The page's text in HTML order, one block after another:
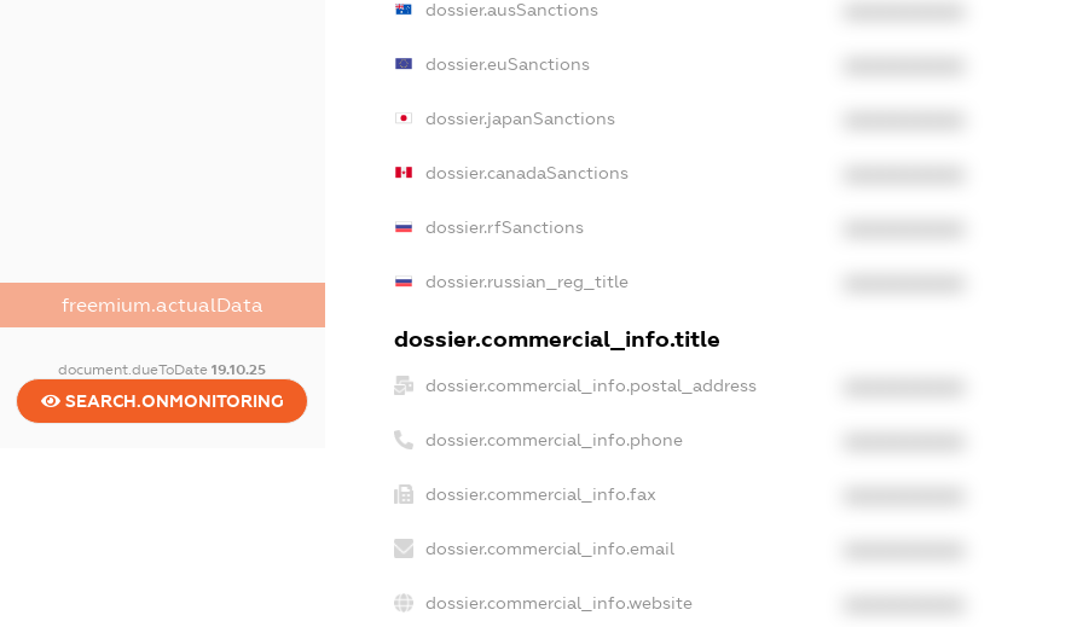
freemium.actualData
document.dueToDate19.10.25
SEARCH.ONMONITORING
dossier.ausSanctions
dossier.euSanctions
dossier.japanSanctions
dossier.canadaSanctions
dossier.rfSanctions
dossier.russian_reg_title
dossier.commercial_info.title
dossier.commercial_info.postal_address
dossier.commercial_info.phone
dossier.commercial_info.fax
dossier.commercial_info.email
dossier.commercial_info.website